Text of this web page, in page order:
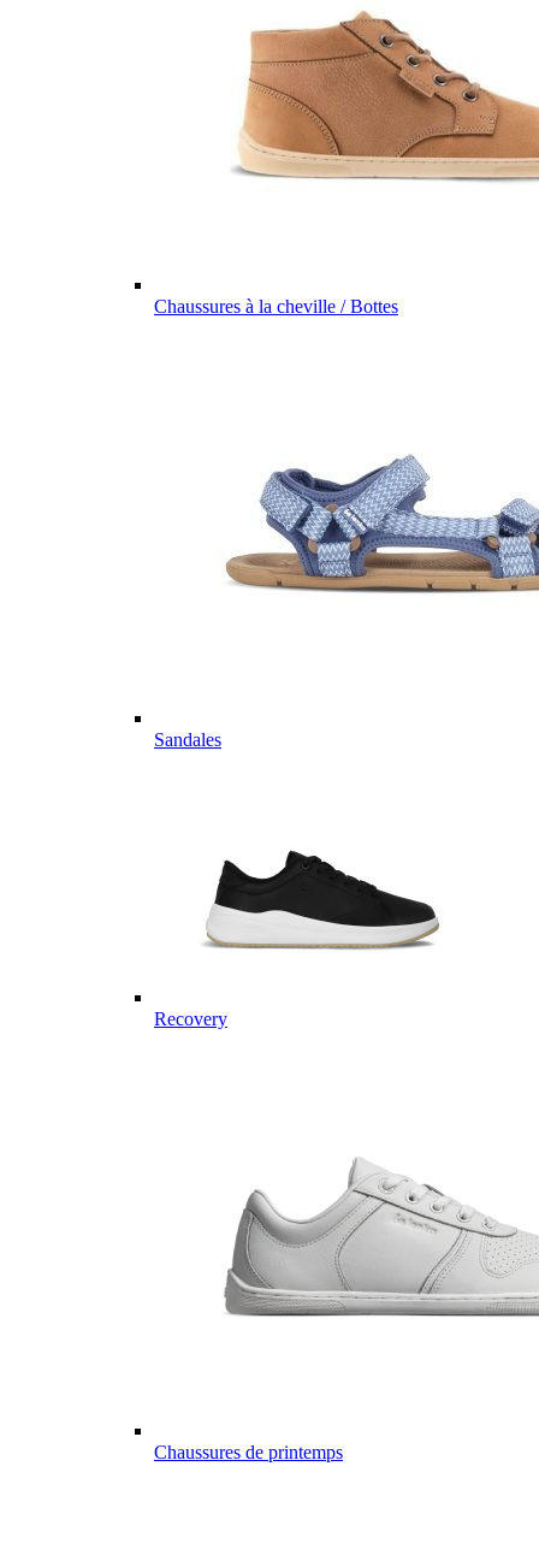
Chaussures à la cheville / Bottes
Sandales
Recovery
Chaussures de printemps